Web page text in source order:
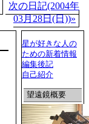
次の日記(2004年
03月28日(日))»
星が好きな人の
ための新着情報
編集後記
自己紹介
望遠鏡概要